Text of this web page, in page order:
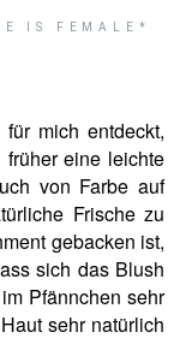
IS FEMALE*
mich entdeckt,
eine leichte
von Farbe auf
Frische zu
gebacken ist,
sich das Blush
Pfännchen sehr
sehr natürlich